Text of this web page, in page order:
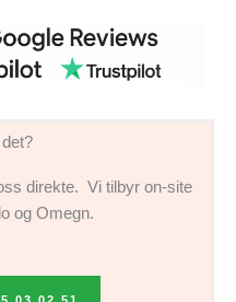
direkte. Vi tilbyr on-site
og Omegn.